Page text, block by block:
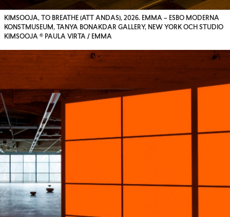
KIMSOOJA, TO BREATHE (ATT ANDAS), 2026. EMMA – ESBO MODERNA
KONSTMUSEUM, TANYA BONAKDAR GALLERY, NEW YORK OCH STUDIO
KIMSOOJA © PAULA VIRTA / EMMA